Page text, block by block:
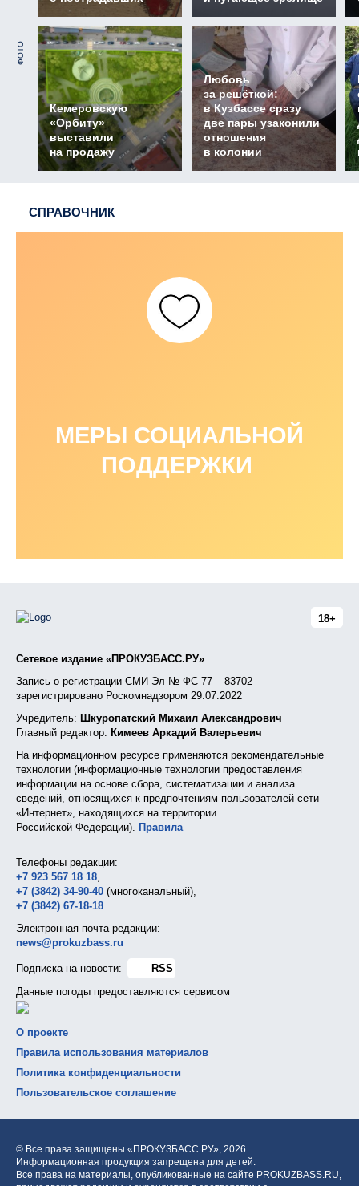
ФОТО
Кемеровскую
«Орбиту»
выставили
на продажу
Любовь
за решёткой:
в Кузбассе сразу
две пары узаконили
отношения
в колонии
СПРАВОЧНИК
МЕРЫ СОЦИАЛЬНОЙ
ПОДДЕРЖКИ
18+
Сетевое издание «ПРОКУЗБАСС.РУ»
Запись о регистрации СМИ Эл № ФС 77 – 83702
зарегистрировано Роскомнадзором 29.07.2022
Учредитель: Шкуропатский Михаил Александрович
Главный редактор: Кимеев Аркадий Валерьевич
На информационном ресурсе применяются рекомендательные
технологии (информационные технологии предоставления
информации на основе сбора, систематизации и анализа
сведений, относящихся к предпочтениям пользователей сети
«Интернет», находящихся на территории
Российской Федерации). Правила
Телефоны редакции:
+7 923 567 18 18,
+7 (3842) 34-90-40 (многоканальный),
+7 (3842) 67-18-18.
Электронная почта редакции:
news@prokuzbass.ru
Подписка на новости:
RSS
Данные погоды предоставляются сервисом
О проекте
Правила использования материалов
Политика конфиденциальности
Пользовательское соглашение
© Все права защищены «ПРОКУЗБАСС.РУ», 2026.
Информационная продукция запрещена для детей.
Все права на материалы, опубликованные на сайте PROKUZBASS.RU,